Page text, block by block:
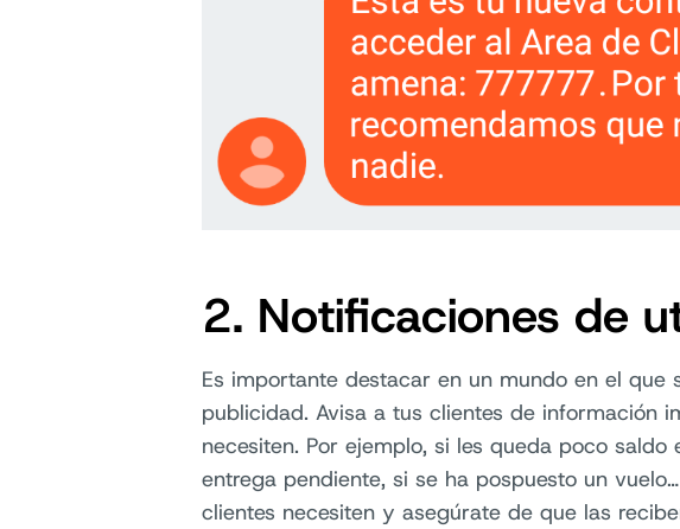
2. Notificaciones de
Es importante destacar en un mundo en el que
publicidad. Avisa a tus clientes de información
necesiten. Por ejemplo, si les queda poco
entrega pendiente, si se ha pospuesto un
clientes necesiten y asegúrate de que las